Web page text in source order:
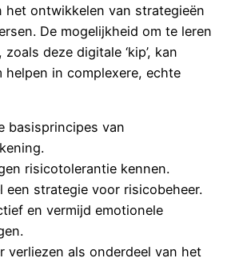
het ontwikkelen van strategieën
De mogelijkheid om te leren
deze digitale ‘kip’, kan
helpen in complexere, echte
basisprincipes van
risicotolerantie kennen.
een strategie voor risicobeheer.
en vermijd emotionele
verliezen als onderdeel van het